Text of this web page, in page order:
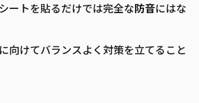
ートを貼るだけでは完全な防音にはな
向けてバランスよく対策を立てること